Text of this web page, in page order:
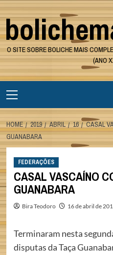
Skip
to
content
O SITE SOBRE BOLICHE MAIS
(ANO
Menu
HOME 2019 ABRIL 16
CASAL
GUANABARA
FEDERAÇÕES
CASAL VASCAÍNO
GUANABARA
Bira Teodoro 16 de abril de
Terminaram nesta
disputas da Taça